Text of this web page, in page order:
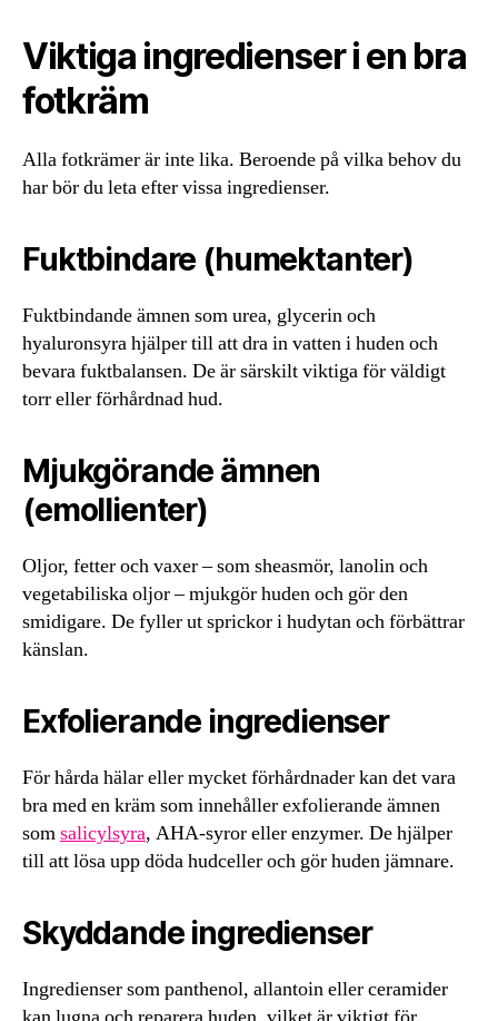
Viktiga ingredienser i en bra
fotkräm
Alla fotkrämer är inte lika. Beroende på vilka behov du
har bör du leta efter vissa ingredienser.
Fuktbindare (humektanter)
Fuktbindande ämnen som urea, glycerin och
hyaluronsyra hjälper till att dra in vatten i huden och
bevara fuktbalansen. De är särskilt viktiga för väldigt
torr eller förhårdnad hud.
Mjukgörande ämnen
(emollienter)
Oljor, fetter och vaxer – som sheasmör, lanolin och
vegetabiliska oljor – mjukgör huden och gör den
smidigare. De fyller ut sprickor i hudytan och förbättrar
känslan.
Exfolierande ingredienser
För hårda hälar eller mycket förhårdnader kan det vara
bra med en kräm som innehåller exfolierande ämnen
somsalicylsyra, AHA-syror eller enzymer. De hjälper
till att lösa upp döda hudceller och gör huden jämnare.
Skyddande ingredienser
Ingredienser som panthenol, allantoin eller ceramider